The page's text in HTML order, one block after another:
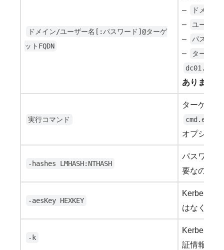
ドメイン/ユーザー名[:パスワード]@ターゲ
ットFQDN
–
ドメイン
–
ユーザー
– パスワー
–
ターゲッ
あります。
実行コマンド
ターゲッ
cmd.exe
オプショ
-hashes LMHASH:NTHASH
パスワー
要なので、
-aesKey HEXKEY
Kerberos
はなく、
-k
Kerberos
証情報を